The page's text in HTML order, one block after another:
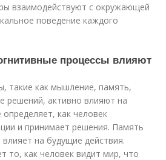
взаимодействуют с окружающей
поведение каждого
процессы влияют
такие как мышление, память,
решений, активно влияют на
как человек
и принимает решения. Память
на будущие действия.
то, как человек видит мир, что